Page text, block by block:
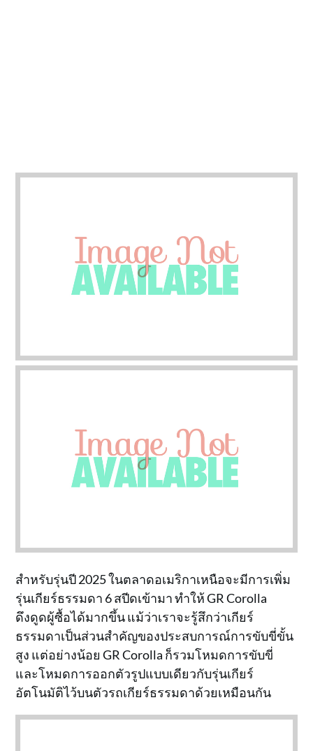
สำหรับรุ่นปี 2025 ในตลาดอเมริกาเหนือจะมีการเพิ่ม
รุ่นเกียร์ธรรมดา 6 สปีดเข้ามา ทำให้ GR Corolla
ดึงดูดผู้ซื้อได้มากขึ้น แม้ว่าเราจะรู้สึกว่าเกียร์
ธรรมดาเป็นส่วนสำคัญของประสบการณ์การขับขี่ขั้น
สูง แต่อย่างน้อย GR Corolla ก็รวมโหมดการขับขี่
และโหมดการออกตัวรูปแบบเดียวกับรุ่นเกียร์
อัตโนมัติไว้บนตัวรถเกียร์ธรรมดาด้วยเหมือนกัน